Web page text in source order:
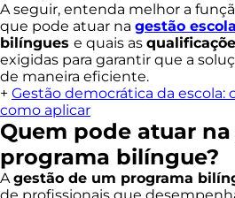
A seguir, entenda melhor a
que pode atuar na gestão
bilíngues e quais as
exigidas para garantir que a
de maneira eficiente.
+ Gestão democrática da escola:
como aplicar
Quem pode atuar
programa bilíngue?
Agestão de um programa